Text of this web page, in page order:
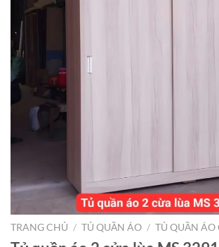
TRANG CHỦ / TỦ QUẦN ÁO / TỦ QUẦN ÁO